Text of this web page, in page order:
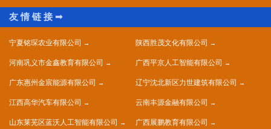
宁夏铭琛农业有限公司 陕西胜茂文化有限公司
河南巩义市金鑫教育有限公司 广西平京人工智能有限公司
广东惠州金宸能源有限公司 辽宁沈北新区力世建筑有限公司
江西高华汽车有限公司 云南丰源金融有限公司
山东莱芜区蓝沃人工智能有限公司 广西展鹏教育有限公司